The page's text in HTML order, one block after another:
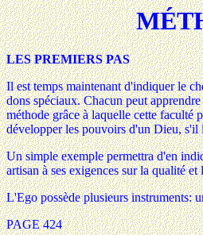
LES PREMIERS PAS
Il est temps maintenant d'indiquer le
dons spéciaux. Chacun peut
méthode grâce à laquelle cette faculté
développer les pouvoirs d'un Dieu, s'il
Un simple exemple permettra d'en
artisan à ses exigences sur la qualité
L'Ego possède plusieurs instruments:
PAGE 424